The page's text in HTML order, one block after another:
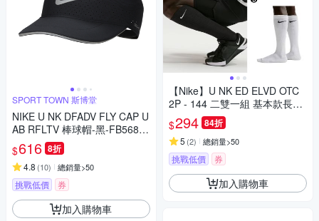
SPORT TOWN 斯博堂
NIKE U NK DFADV FLY CAP U
AB RFLTV 棒球帽-黑-FB56810
10
$616 8折
4.8 (10) 總銷量>50
挑戰低價 券
加入購物車
【Nike】U NK ED ELVD OTC
2P - 144 二雙一組 基本款長襪
男女 A-HQ8510010 B-HQ8510
100
$294 84折
5 (2) 總銷量>50
挑戰低價 券
加入購物車